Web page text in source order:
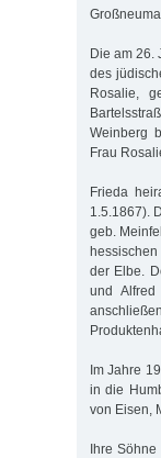
Die am 26.
des
Rosalie,
Weinberg
Frau
Frieda
1.5.1867).
geb.
der Elbe.
und
Im Jahre
in die
von Eisen,
Ihre